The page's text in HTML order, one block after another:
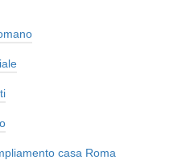
casa Roma